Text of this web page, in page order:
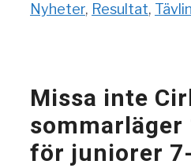
Nyheter, Resultat,
Missa inte
för juniorer